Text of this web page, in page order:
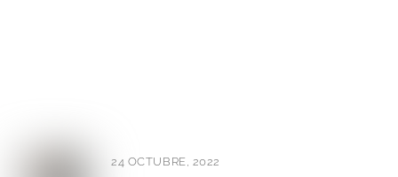
24 OCTUBRE, 2022